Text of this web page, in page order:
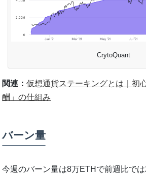
CrytoQuant
関連：仮想通貨ステーキングとは｜初
酬」の仕組み
バーン量
今週のバーン量は8万ETHで前週比で